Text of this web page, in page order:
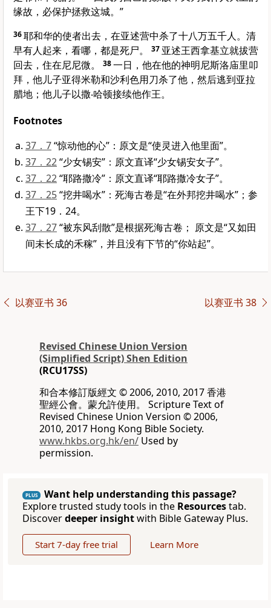
缘故，必保护拯救这城。”
36耶和华的使者出去，在亚述营中杀了十八万五千人。清
早有人起来，看哪，都是死尸。
37 亚述王西拿基立就拔营
回去，住在尼尼微。 38一日，他在他的神明尼斯洛庙里叩
拜，他儿子亚得米勒和沙利色用刀杀了他，然后逃到亚拉
腊地；他儿子以撒‧哈顿接续他作王。
Footnotes
37．7“惊动他的心”：原文是“使灵进入他里面”。
37．22“少女锡安”：原文直译“少女锡安女子”。
37．22“耶路撒冷”：原文直译“耶路撒冷女子”。
37．25“挖井喝水”：死海古卷是“在外邦挖井喝水”；参
王下19．24。
37．27“被东风刮散”是根据死海古卷； 原文是“又如田
间未长成的禾稼”，并且没有下节的“你站起”。
以赛亚书 36 以赛亚书 38
Revised Chinese Union Version
(Simplified Script) Shen Edition
(RCU17SS)
和合本修訂版經文 © 2006, 2010, 2017 香港
聖經公會。蒙允許使用。 Scripture Text of
Revised Chinese Union Version © 2006,
2010, 2017 Hong Kong Bible Society.
www.hkbs.org.hk/en/ Used by
permission.
PLUS
Want help understanding this passage?
Explore trusted study tools in the Resourcestab.
Discoverdeeper insightwith Bible Gateway Plus.
Start 7-day free trial Learn More